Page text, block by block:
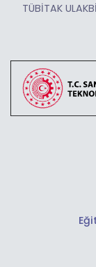
TÜBİTAK